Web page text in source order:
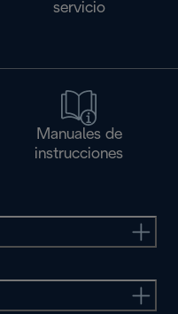
servicio
Manuales de
instrucciones